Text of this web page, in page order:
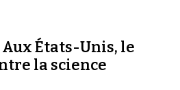
Aux États-Unis, le
la science